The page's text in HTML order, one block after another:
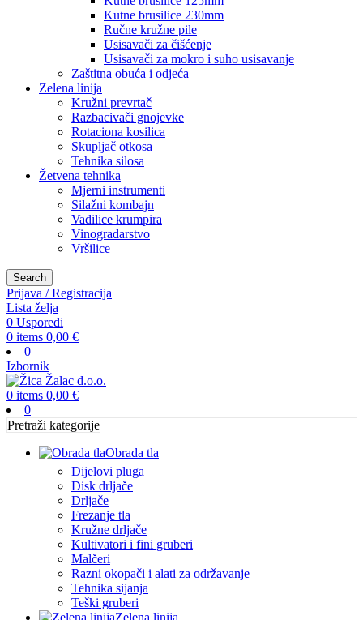
Kutne brusilice 230mm
Ručne kružne pile
Usisavači za čišćenje
Usisavači za mokro i suho usisavanje
Zaštitna obuća i odjeća
Zelena linija
Kružni prevrtač
Razbacivači gnojevke
Rotaciona kosilica
Skupljač otkosa
Tehnika silosa
Žetvena tehnika
Mjerni instrumenti
Silažni kombajn
Vadilice krumpira
Vinogradarstvo
Vršilice
Search
Prijava / Registracija
Lista želja
0 Usporedi
0 items 0,00 €
0
Izbornik
0 items 0,00 €
0
Pretraži kategorije
Obrada tla
Dijelovi pluga
Disk drljače
Drljače
Frezanje tla
Kružne drljače
Kultivatori i fini gruberi
Malčeri
Razni okopači i alati za održavanje
Tehnika sijanja
Teški gruberi
Zelena linija